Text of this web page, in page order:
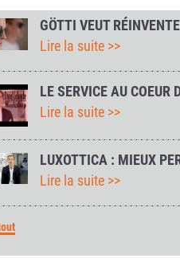
GÖTTI VEUT
Lire la suite >>
LE SERVICE AU COEUR
Lire la suite >>
LUXOTTICA : MIEUX
Lire la suite >>